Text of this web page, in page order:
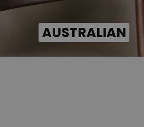
AUSTRALIAN